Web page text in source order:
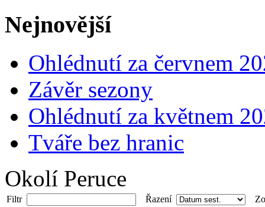
Nejnovější
Ohlédnutí za červnem
Závěr sezony
Ohlédnutí za květnem
Tváře bez hranic
Okolí Peruce
Filtr Řazení